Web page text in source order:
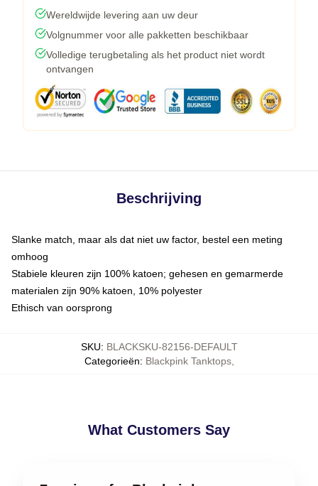
Wereldwijde levering aan uw deur
Volgnummer voor alle pakketten beschikbaar
Volledige terugbetaling als het product niet wordt
ontvangen
Beschrijving
Slanke match, maar als dat niet uw factor, bestel een meting
omhoog
Stabiele kleuren zijn 100% katoen; gehesen en gemarmerde
materialen zijn 90% katoen, 10% polyester
Ethisch van oorsprong
SKU: BLACKSKU-82156-DEFAULT
Categorieën: Blackpink Tanktops,
What Customers Say